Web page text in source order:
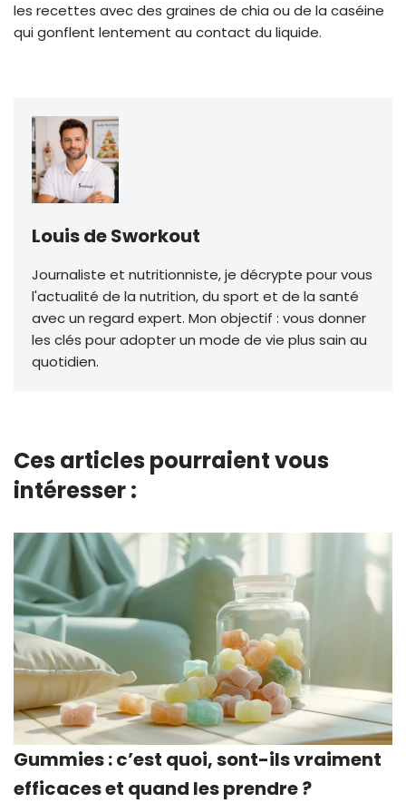
les recettes avec des graines de chia ou de la caséine
qui gonflent lentement au contact du liquide.
Louis de Sworkout
Journaliste et nutritionniste, je décrypte pour vous
l'actualité de la nutrition, du sport et de la santé
avec un regard expert. Mon objectif : vous donner
les clés pour adopter un mode de vie plus sain au
quotidien.
Ces articles pourraient vous
intéresser :
Gummies : c’est quoi, sont-ils vraiment
efficaces et quand les prendre ?